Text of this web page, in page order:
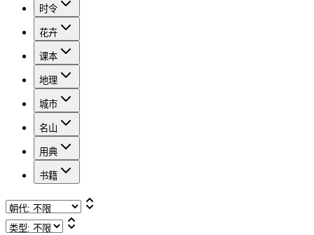
时令
花卉
课本
地理
城市
名山
用典
书籍